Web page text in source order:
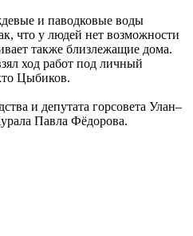
и паводковые воды
что у людей нет возможности
также близлежащие дома.
ход работ под личный
Цыбиков.
и депутата горсовета Улан–
Павла Фёдорова.